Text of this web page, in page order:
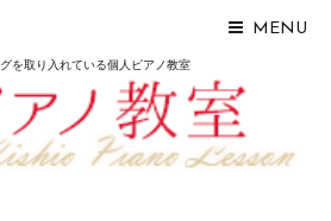
MENU
を取り入れている個人ピアノ教室